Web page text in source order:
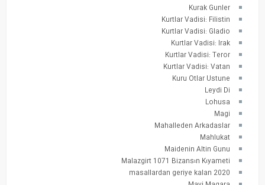
Kurak Gunler
Kurtlar Vadisi: Filistin
Kurtlar Vadisi: Gladio
Kurtlar Vadisi: Irak
Kurtlar Vadisi: Teror
Kurtlar Vadisi: Vatan
Kuru Otlar Ustune
Leydi Di
Lohusa
Magi
Mahalleden Arkadaslar
Mahlukat
Maidenin Altin Gunu
Malazgirt 1071 Bizansın Kıyameti
masallardan geriye kalan 2020